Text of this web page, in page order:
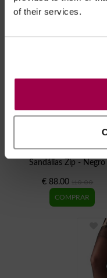
of their services.
Sandálias Zip - Negro
€ 88.00 110.00